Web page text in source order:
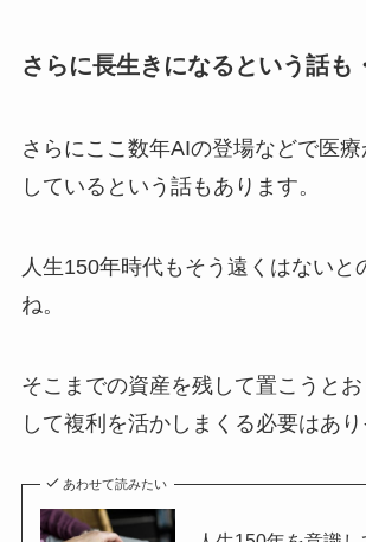
さらに長生きになるという話も
さらにここ数年AIの登場などで医
しているという話もあります。
人生150年時代もそう遠くはないと
ね。
そこまでの資産を残して置こうと
して複利を活かしまくる必要はあり
あわせて読みたい